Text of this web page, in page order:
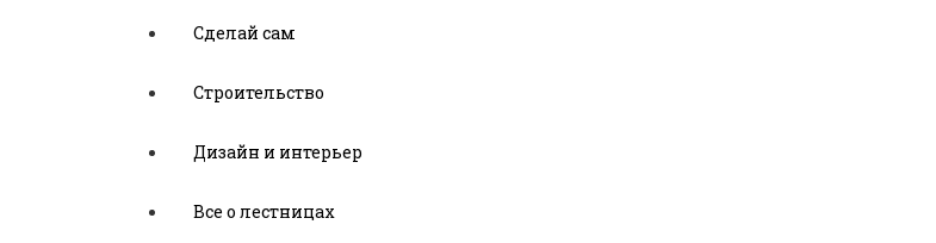
Сделай сам
Строительство
Дизайн и интерьер
Все о лестницах